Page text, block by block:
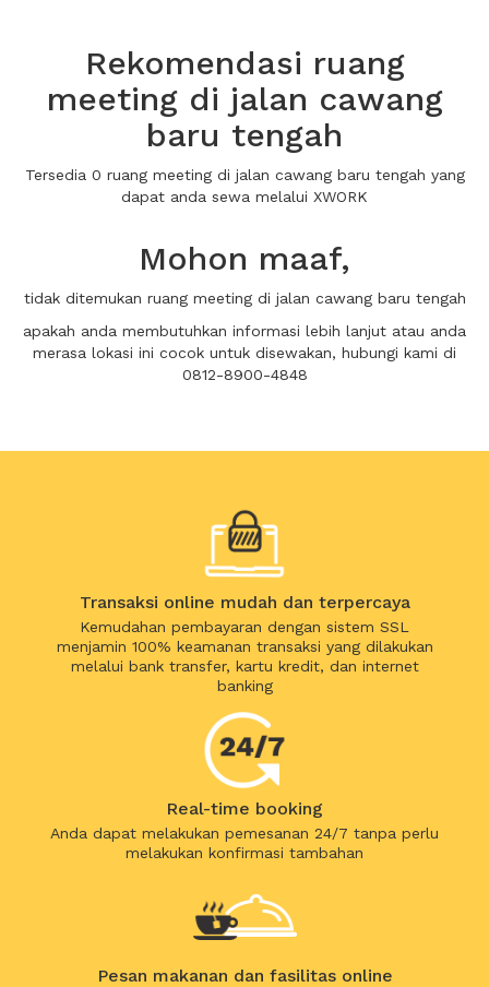
Rekomendasi ruang
meeting di jalan cawang
baru tengah
Tersedia 0 ruang meeting di jalan cawang baru tengah yang
dapat anda sewa melalui XWORK
Mohon maaf,
tidak ditemukan ruang meeting di jalan cawang baru tengah
apakah anda membutuhkan informasi lebih lanjut atau anda
merasa lokasi ini cocok untuk disewakan, hubungi kami di
0812-8900-4848
Transaksi online mudah dan terpercaya
Kemudahan pembayaran dengan sistem SSL
menjamin 100% keamanan transaksi yang dilakukan
melalui bank transfer, kartu kredit, dan internet
banking
Real-time booking
Anda dapat melakukan pemesanan 24/7 tanpa perlu
melakukan konfirmasi tambahan
Pesan makanan dan fasilitas online